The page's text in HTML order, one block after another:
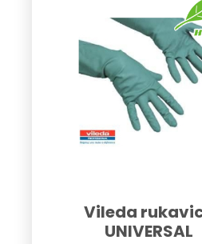
Vileda
UNIVERSAL